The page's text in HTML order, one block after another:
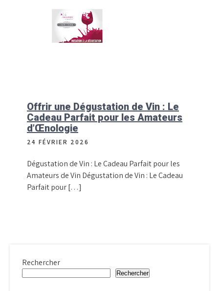
Offrir une Dégustation de Vin : Le
Cadeau Parfait pour les Amateurs
d’Œnologie
24 FÉVRIER 2026
Dégustation de Vin : Le Cadeau Parfait pour les
Amateurs de Vin Dégustation de Vin : Le Cadeau
Parfait pour […]
Rechercher
Rechercher